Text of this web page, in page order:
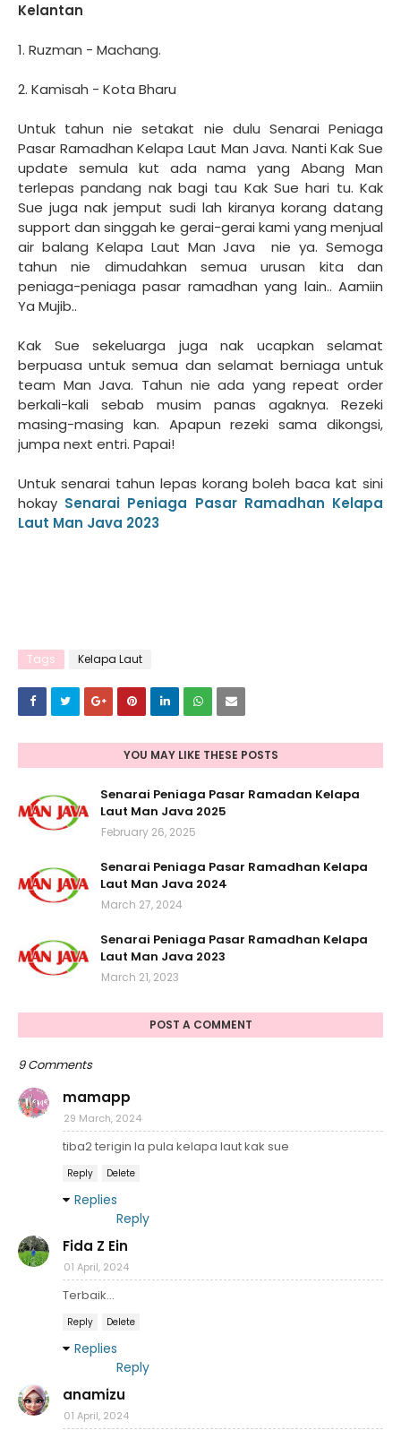
Kelantan
1. Ruzman - Machang.
2. Kamisah - Kota Bharu
Untuk tahun nie setakat nie dulu Senarai Peniaga
Pasar Ramadhan Kelapa Laut Man Java. Nanti Kak Sue
update semula kut ada nama yang Abang Man
terlepas pandang nak bagi tau Kak Sue hari tu. Kak
Sue juga nak jemput sudi lah kiranya korang datang
support dan singgah ke gerai-gerai kami yang menjual
air balang Kelapa Laut Man Java nie ya. Semoga
tahun nie dimudahkan semua urusan kita dan
peniaga-peniaga pasar ramadhan yang lain.. Aamiin
Ya Mujib..
Kak Sue sekeluarga juga nak ucapkan selamat
berpuasa untuk semua dan selamat berniaga untuk
team Man Java. Tahun nie ada yang repeat order
berkali-kali sebab musim panas agaknya. Rezeki
masing-masing kan. Apapun rezeki sama dikongsi,
jumpa next entri. Papai!
Untuk senarai tahun lepas korang boleh baca kat sini
hokay Senarai Peniaga Pasar Ramadhan Kelapa
Laut Man Java 2023
Tags Kelapa Laut
YOU MAY LIKE THESE POSTS
Senarai Peniaga Pasar Ramadan Kelapa
Laut Man Java 2025
February 26, 2025
Senarai Peniaga Pasar Ramadhan Kelapa
Laut Man Java 2024
March 27, 2024
Senarai Peniaga Pasar Ramadhan Kelapa
Laut Man Java 2023
March 21, 2023
POST A COMMENT
9 Comments
mamapp
29 March, 2024
tiba2 terigin la pula kelapa laut kak sue
Reply Delete
Replies
Reply
Fida Z Ein
01 April, 2024
Terbaik...
Reply Delete
Replies
Reply
anamizu
01 April, 2024